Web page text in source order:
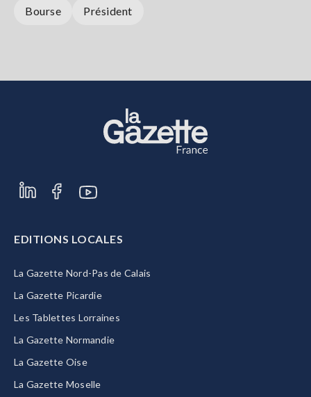
Bourse Président
EDITIONS LOCALES
La Gazette Nord-Pas de Calais
La Gazette Picardie
Les Tablettes Lorraines
La Gazette Normandie
La Gazette Oise
La Gazette Moselle